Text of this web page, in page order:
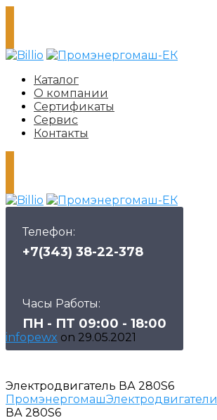
Каталог
О компании
Сертификаты
Сервис
Контакты
Телефон:
+7(343) 38-22-378
Часы Работы:
ПН - ПТ 09:00 - 18:00
infopewx on 29.05.2021
Электродвигатель ВА 280S6
ПромэнергомашЭлектродвигатели
ВА 280S6